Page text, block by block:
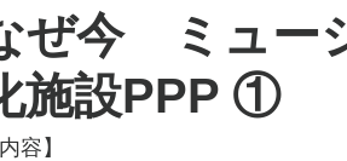
ぜ今 ミュー
施設PPP ①
内容】